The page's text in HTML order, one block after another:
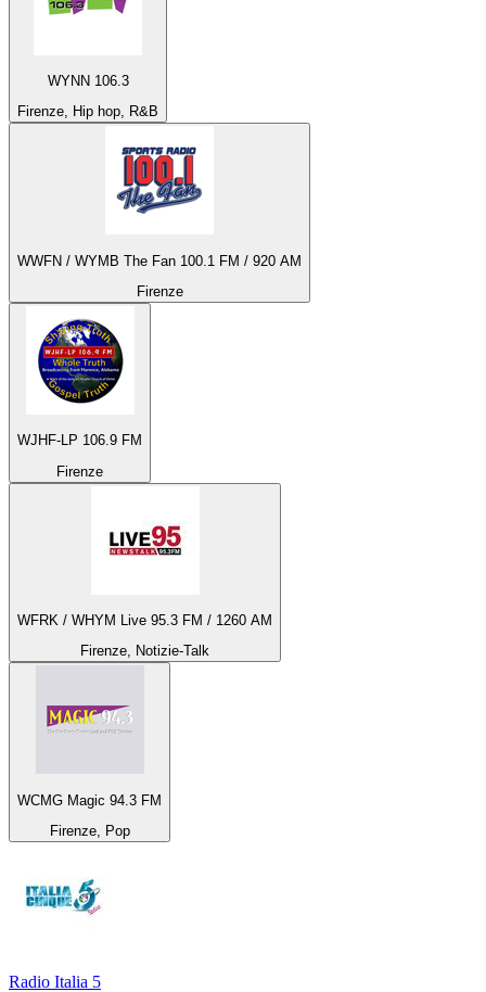
WYNN 106.3
Firenze, Hip hop, R&B
WWFN / WYMB The Fan 100.1 FM / 920 AM
Firenze
WJHF-LP 106.9 FM
Firenze
WFRK / WHYM Live 95.3 FM / 1260 AM
Firenze, Notizie-Talk
WCMG Magic 94.3 FM
Firenze, Pop
Radio Italia 5